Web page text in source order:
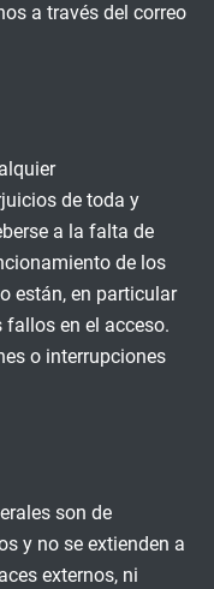
a través del correo
de toda y
a la falta de
de los
están, en particular
fallos en el acceso.
o interrupciones
son de
y no se extienden a
externos, ni